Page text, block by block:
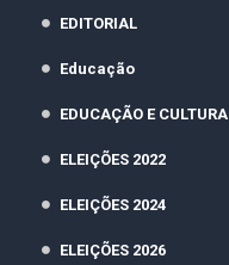
EDITORIAL
Educação
EDUCAÇÃO E CULTURA
ELEIÇÕES 2022
ELEIÇÕES 2024
ELEIÇÕES 2026